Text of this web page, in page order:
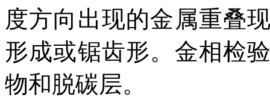
度方向出现的金属重叠
形成或锯齿形。金相检
物和脱碳层。